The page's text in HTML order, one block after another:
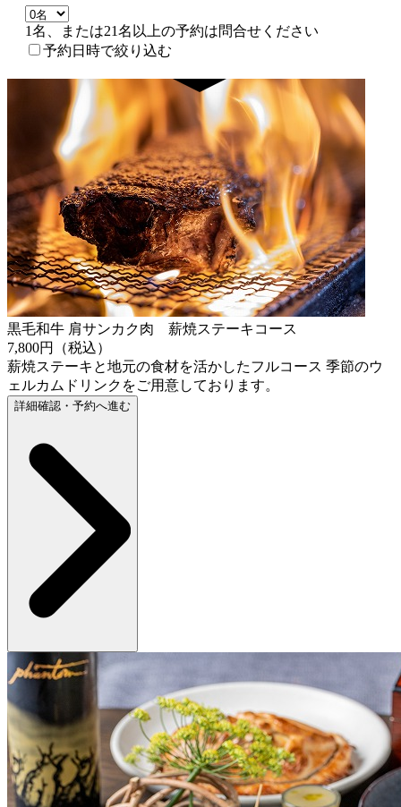
1名、または21名以上の予約は問合せください
予約日時で絞り込む
黒毛和牛 肩サンカク肉 薪焼ステーキコース
7,800円（税込）
薪焼ステーキと地元の食材を活かしたフルコース 季節のウ
ェルカムドリンクをご用意しております。
詳細確認・予約へ進む